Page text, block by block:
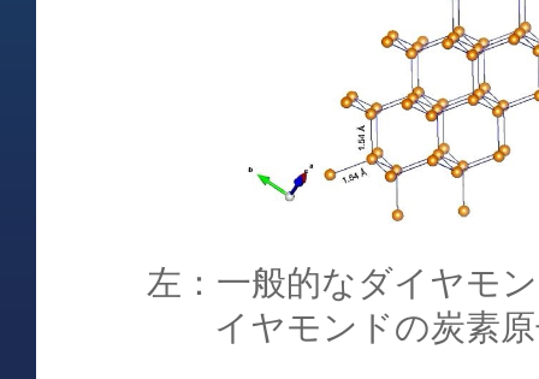
左：一般的なダイヤモ
イヤモンドの炭素